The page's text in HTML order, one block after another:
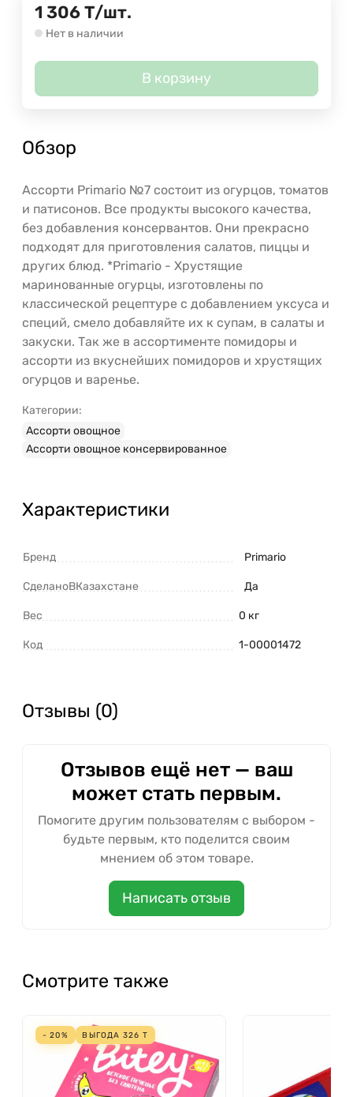
1 306 Т/шт.
Нет в наличии
В корзину
Обзор
Ассорти Primario №7 состоит из огурцов, томатов
и патисонов. Все продукты высокого качества,
без добавления консервантов. Они прекрасно
подходят для приготовления салатов, пиццы и
других блюд. *Primario - Хрустящие
маринованные огурцы, изготовлены по
классической рецептуре с добавлением уксуса и
специй, смело добавляйте их к супам, в салаты и
закуски. Так же в ассортименте помидоры и
ассорти из вкуснейших помидоров и хрустящих
огурцов и варенье.
Категории:
Ассорти овощное
Ассорти овощное консервированное
Характеристики
Бренд Primario
СделаноВКазахстане Да
Вес 0 кг
Код 1-00001472
Отзывы (0)
Отзывов ещё нет — ваш
может стать первым.
Помогите другим пользователям с выбором -
будьте первым, кто поделится своим
мнением об этом товаре.
Написать отзыв
Смотрите также
- 20% ВЫГОДА 326 Т